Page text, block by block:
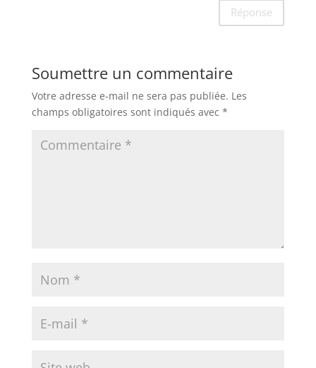
Réponse
Soumettre un commentaire
Votre adresse e-mail ne sera pas publiée. Les
champs obligatoires sont indiqués avec *